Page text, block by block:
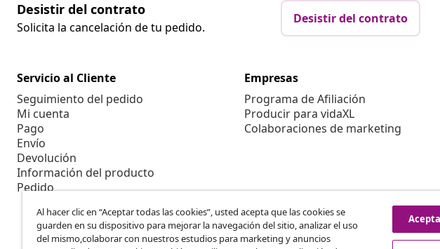
Desistir del contrato
Solicita la cancelación de tu pedido.
Desistir del contrato
Servicio al Cliente
Seguimiento del pedido
Mi cuenta
Pago
Envío
Devolución
Información del producto
Pedido
Empresas
Programa de Afiliación
Producir para vidaXL
Colaboraciones de marketing
Al hacer clic en “Aceptar todas las cookies”, usted acepta que las cookies se
guarden en su dispositivo para mejorar la navegación del sitio, analizar el uso
del mismo,colaborar con nuestros estudios para marketing y anuncios